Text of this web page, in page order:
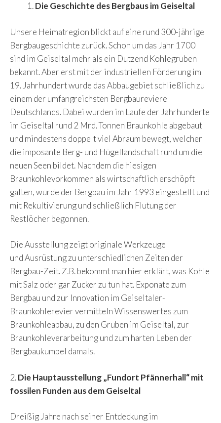
Die Geschichte des Bergbaus im Geiseltal
Unsere Heimatregion blickt auf eine rund 300-jährige
Bergbaugeschichte zurück. Schon um das Jahr 1700
sind im Geiseltal mehr als ein Dutzend Kohlegruben
bekannt. Aber erst mit der industriellen Förderung im
19. Jahrhundert wurde das Abbaugebiet schließlich zu
einem der umfangreichsten Bergbaureviere
Deutschlands. Dabei wurden im Laufe der Jahrhunderte
im Geiseltal rund 2 Mrd. Tonnen Braunkohle abgebaut
und mindestens doppelt viel Abraum bewegt, welcher
die imposante Berg- und Hügellandschaft rund um die
neuen Seen bildet. Nachdem die hiesigen
Braunkohlevorkommen als wirtschaftlich erschöpft
galten, wurde der Bergbau im Jahr 1993 eingestellt und
mit Rekultivierung und schließlich Flutung der
Restlöcher begonnen.
Die Ausstellung zeigt originale Werkzeuge
und Ausrüstung zu unterschiedlichen Zeiten der
Bergbau-Zeit. Z.B. bekommt man hier erklärt, was Kohle
mit Salz oder gar Zucker zu tun hat. Exponate zum
Bergbau und zur Innovation im Geiseltaler-
Braunkohlerevier vermitteln Wissenswertes zum
Braunkohleabbau, zu den Gruben im Geiseltal, zur
Braunkohleverarbeitung und zum harten Leben der
Bergbaukumpel damals.
2.Die Hauptausstellung „Fundort Pfännerhall“ mit
fossilen Funden aus dem Geiseltal
Dreißig Jahre nach seiner Entdeckung im